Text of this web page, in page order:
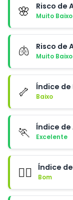
🌸 Risco de
Muito Baixo
🫁 Risco de
Muito Baixo
🦴 Índice de
Baixo
🏃 Índice de
Excelente
🏃‍♂️ Índice
Bom